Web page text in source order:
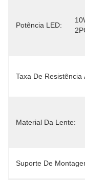
Potência LED:
Taxa De Resistência
Material Da Lente:
Suporte De